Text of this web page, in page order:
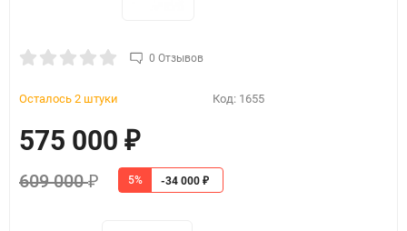
0 Отзывов
Осталось 2 штуки Код: 1655
575 000 ₽
609 000₽ 5% -34 000 ₽